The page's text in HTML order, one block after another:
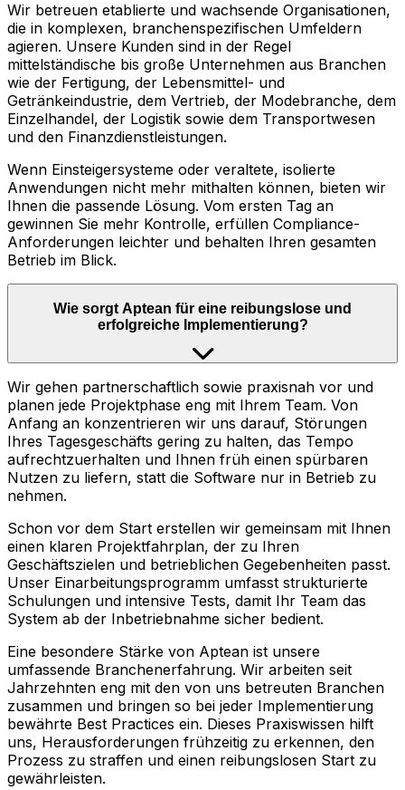
Wir betreuen etablierte und wachsende Organisationen,
die in komplexen, branchenspezifischen Umfeldern
agieren. Unsere Kunden sind in der Regel
mittelständische bis große Unternehmen aus Branchen
wie der Fertigung, der Lebensmittel- und
Getränkeindustrie, dem Vertrieb, der Modebranche, dem
Einzelhandel, der Logistik sowie dem Transportwesen
und den Finanzdienstleistungen.
Wenn Einsteigersysteme oder veraltete, isolierte
Anwendungen nicht mehr mithalten können, bieten wir
Ihnen die passende Lösung. Vom ersten Tag an
gewinnen Sie mehr Kontrolle, erfüllen Compliance-
Anforderungen leichter und behalten Ihren gesamten
Betrieb im Blick.
Wie sorgt Aptean für eine reibungslose und
erfolgreiche Implementierung?
Wir gehen partnerschaftlich sowie praxisnah vor und
planen jede Projektphase eng mit Ihrem Team. Von
Anfang an konzentrieren wir uns darauf, Störungen
Ihres Tagesgeschäfts gering zu halten, das Tempo
aufrechtzuerhalten und Ihnen früh einen spürbaren
Nutzen zu liefern, statt die Software nur in Betrieb zu
nehmen.
Schon vor dem Start erstellen wir gemeinsam mit Ihnen
einen klaren Projektfahrplan, der zu Ihren
Geschäftszielen und betrieblichen Gegebenheiten passt.
Unser Einarbeitungsprogramm umfasst strukturierte
Schulungen und intensive Tests, damit Ihr Team das
System ab der Inbetriebnahme sicher bedient.
Eine besondere Stärke von Aptean ist unsere
umfassende Branchenerfahrung. Wir arbeiten seit
Jahrzehnten eng mit den von uns betreuten Branchen
zusammen und bringen so bei jeder Implementierung
bewährte Best Practices ein. Dieses Praxiswissen hilft
uns, Herausforderungen frühzeitig zu erkennen, den
Prozess zu straffen und einen reibungslosen Start zu
gewährleisten.